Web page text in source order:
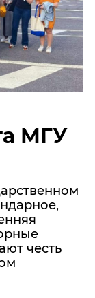
МГУ
честь